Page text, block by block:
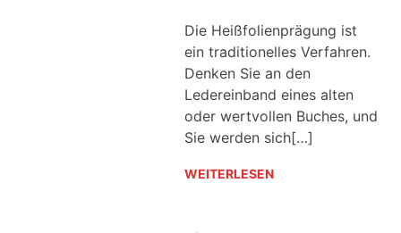
Die Heißfolienprägung ist
ein traditionelles Verfahren.
Denken Sie an den
Ledereinband eines alten
oder wertvollen Buches, und
Sie werden sich[…]
WEITERLESEN